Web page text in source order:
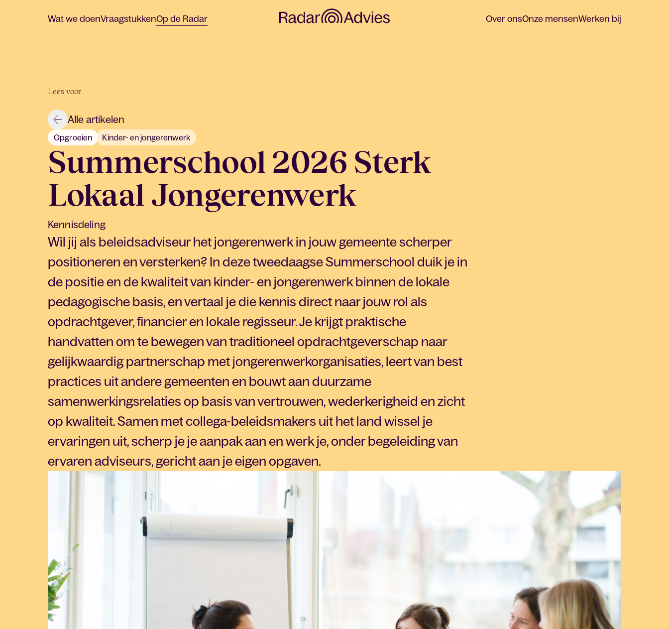
Wat we doenVraagstukkenOp de Radar Over onsOnze mensenWerken bij
Lees voor
Alle artikelen
Opgroeien Kinder- en jongerenwerk
Summerschool 2026 Sterk
Lokaal Jongerenwerk
Kennisdeling
Wil jij als beleidsadviseur het jongerenwerk in jouw gemeente scherper
positioneren en versterken? In deze tweedaagse Summerschool duik je in
de positie en de kwaliteit van kinder- en jongerenwerk binnen de lokale
pedagogische basis, en vertaal je die kennis direct naar jouw rol als
opdrachtgever, financier en lokale regisseur. Je krijgt praktische
handvatten om te bewegen van traditioneel opdrachtgeverschap naar
gelijkwaardig partnerschap met jongerenwerkorganisaties, leert van best
practices uit andere gemeenten en bouwt aan duurzame
samenwerkingsrelaties op basis van vertrouwen, wederkerigheid en zicht
op kwaliteit. Samen met collega-beleidsmakers uit het land wissel je
ervaringen uit, scherp je je aanpak aan en werk je, onder begeleiding van
ervaren adviseurs, gericht aan je eigen opgaven.